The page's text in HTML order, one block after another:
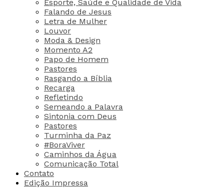
Esporte, Saúde e Qualidade de Vida
Falando de Jesus
Letra de Mulher
Louvor
Moda & Design
Momento A2
Papo de Homem
Pastores
Rasgando a Bíblia
Recarga
Refletindo
Semeando a Palavra
Sintonia com Deus
Pastores
Turminha da Paz
#BoraViver
Caminhos da Água
Comunicação Total
Contato
Edição Impressa